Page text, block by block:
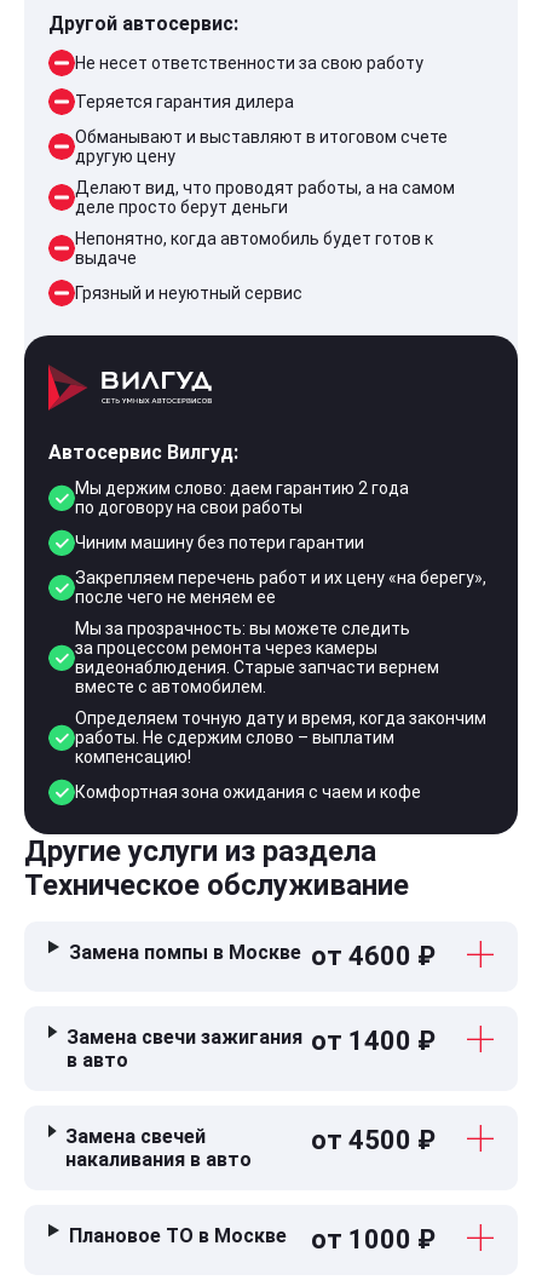
Другой автосервис:
Не несет ответственности за свою работу
Теряется гарантия дилера
Обманывают и выставляют в итоговом счете
другую цену
Делают вид, что проводят работы, а на самом
деле просто берут деньги
Непонятно, когда автомобиль будет готов к
выдаче
Грязный и неуютный сервис
Автосервис Вилгуд:
Мы держим слово: даем гарантию 2 года
по договору на свои работы
Чиним машину без потери гарантии
Закрепляем перечень работ и их цену «на берегу»,
после чего не меняем ее
Мы за прозрачность: вы можете следить
за процессом ремонта через камеры
видеонаблюдения. Старые запчасти вернем
вместе с автомобилем.
Определяем точную дату и время, когда закончим
работы. Не сдержим слово – выплатим
компенсацию!
Комфортная зона ожидания с чаем и кофе
Другие услуги из раздела
Техническое обслуживание
Замена помпы в Москве от 4600 ₽
Замена свечи зажигания
в авто
от 1400 ₽
Замена свечей
накаливания в авто
от 4500 ₽
Плановое ТО в Москве от 1000 ₽